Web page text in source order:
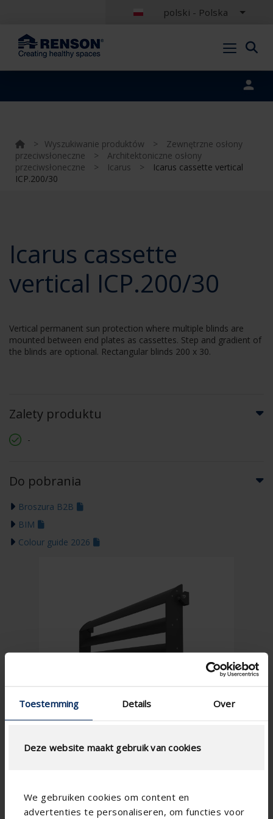
Toestemming Details Over
Deze website maakt gebruik van cookies
We gebruiken cookies om content en
advertenties te personaliseren, om functies voor
polski - Polska
> Wyszukiwanie produktów >
Zewnętrzne osłony
przeciwsłoneczne
>
Architektoniczne osłony
przeciwsłoneczne
> Icarus >
Icarus cassette vertical
ICP.200/30
Icarus cassette
vertical ICP.200/30
Vertical permanent sun protection where multiple blinds are
mounted between end plates as cassettes. Step and gradient of
the blinds are optional. Rectangular blinds 200 x 30.
Zalety produktu
-
Do pobrania
Broszura B2B
BIM
Colour guide 2026